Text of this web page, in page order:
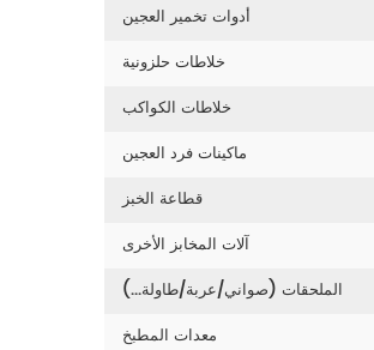
أدوات تخمير العجين
خلاطات حلزونية
خلاطات الكواكب
ماكينات فرد العجين
قطاعة الخبز
آلات المخابز الأخرى
الملحقات (صواني/عربة/طاولة...)
معدات المطبخ